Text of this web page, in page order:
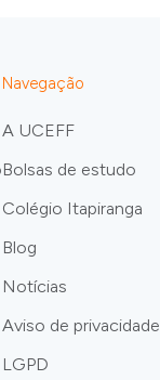
Navegação
A UCEFF
Bolsas de estudo
Colégio Itapiranga
Blog
Notícias
Aviso de privacidade
LGPD